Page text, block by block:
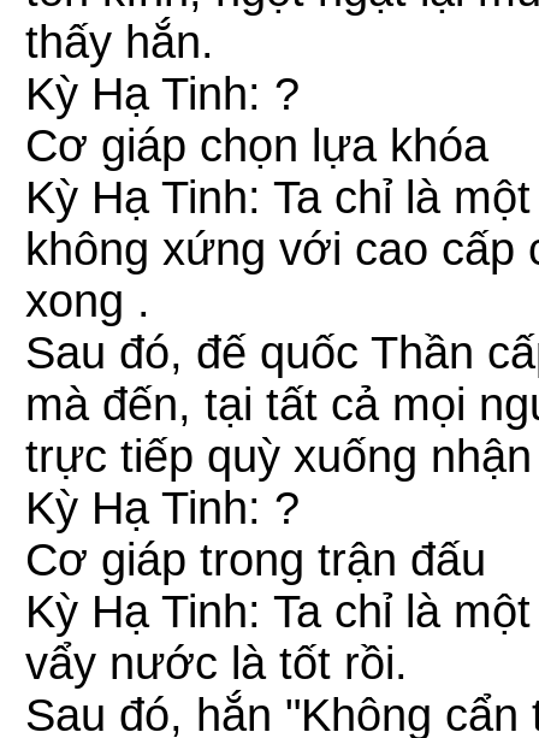
thấy hắn.
Kỳ Hạ Tinh: ?
Cơ giáp chọn lựa khóa
Kỳ Hạ Tinh: Ta chỉ là
không xứng với cao
xong .
Sau đó, đế quốc Thần
mà đến, tại tất cả mọi
trực tiếp quỳ xuống
Kỳ Hạ Tinh: ?
Cơ giáp trong trận đấu
Kỳ Hạ Tinh: Ta chỉ là
vẩy nước là tốt rồi.
Sau đó, hắn "Không